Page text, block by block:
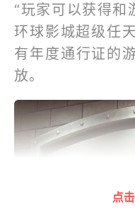
“玩家可以获得和
环球影城超级任
有年度通行证的
放。
点